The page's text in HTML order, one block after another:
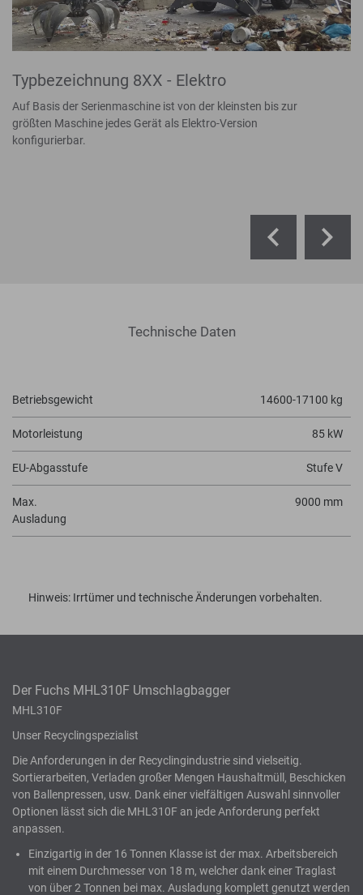
Typbezeichnung 8XX - Elektro
Auf Basis der Serienmaschine ist von der kleinsten bis zur
größten Maschine jedes Gerät als Elektro-Version
konfigurierbar.
Technische Daten
Betriebsgewicht 14600-17100 kg
Motorleistung 85 kW
EU-Abgasstufe Stufe V
Max.
Ausladung
9000 mm
Hinweis: Irrtümer und technische Änderungen vorbehalten.
Der Fuchs MHL310F Umschlagbagger
MHL310F
Unser Recyclingspezialist
Die Anforderungen in der Recyclingindustrie sind vielseitig.
Sortierarbeiten, Verladen großer Mengen Haushaltmüll, Beschicken
von Ballenpressen, usw. Dank einer vielfältigen Auswahl sinnvoller
Optionen lässt sich die MHL310F an jede Anforderung perfekt
anpassen.
Einzigartig in der 16 Tonnen Klasse ist der max. Arbeitsbereich
mit einem Durchmesser von 18 m, welcher dank einer Traglast
von über 2 Tonnen bei max. Ausladung komplett genutzt werden